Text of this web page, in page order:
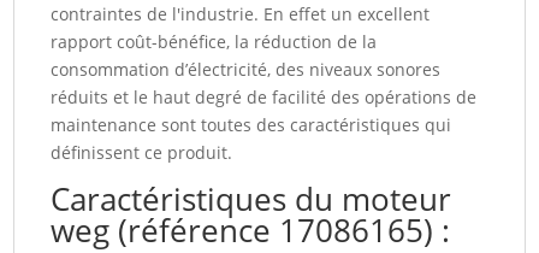
contraintes de l'industrie. En effet un excellent
rapport coût-bénéfice, la réduction de la
consommation d’électricité, des niveaux sonores
réduits et le haut degré de facilité des opérations de
maintenance sont toutes des caractéristiques qui
définissent ce produit.
Caractéristiques du moteur
weg (référence 17086165) :